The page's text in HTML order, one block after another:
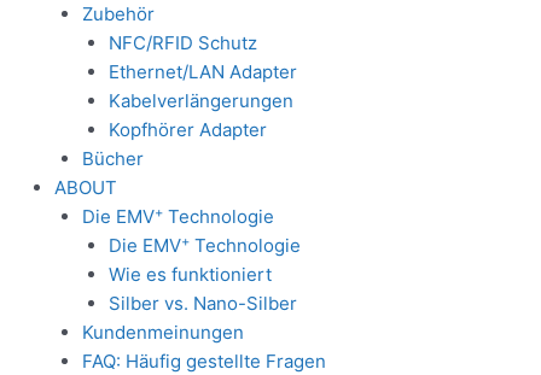
Zubehör
NFC/RFID Schutz
Ethernet/LAN Adapter
Kabelverlängerungen
Kopfhörer Adapter
Bücher
ABOUT
Die EMV+Technologie
Die EMV+ Technologie
Wie es funktioniert
Silber vs. Nano-Silber
Kundenmeinungen
FAQ: Häufig gestellte Fragen